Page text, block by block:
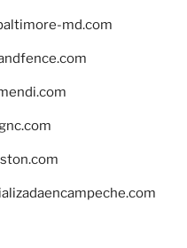
md.com